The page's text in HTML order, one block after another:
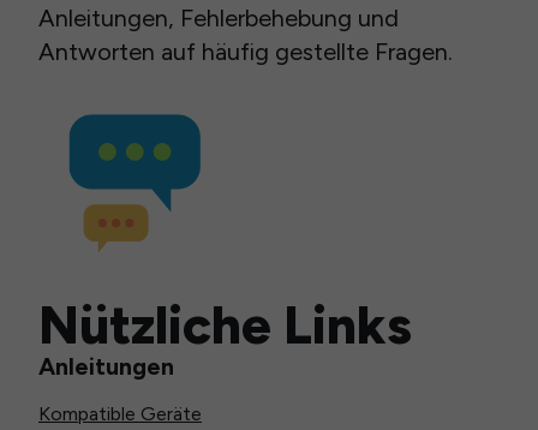
Anleitungen, Fehlerbehebung und
Antworten auf häufig gestellte Fragen.
Nützliche Links
Anleitungen
Kompatible Geräte